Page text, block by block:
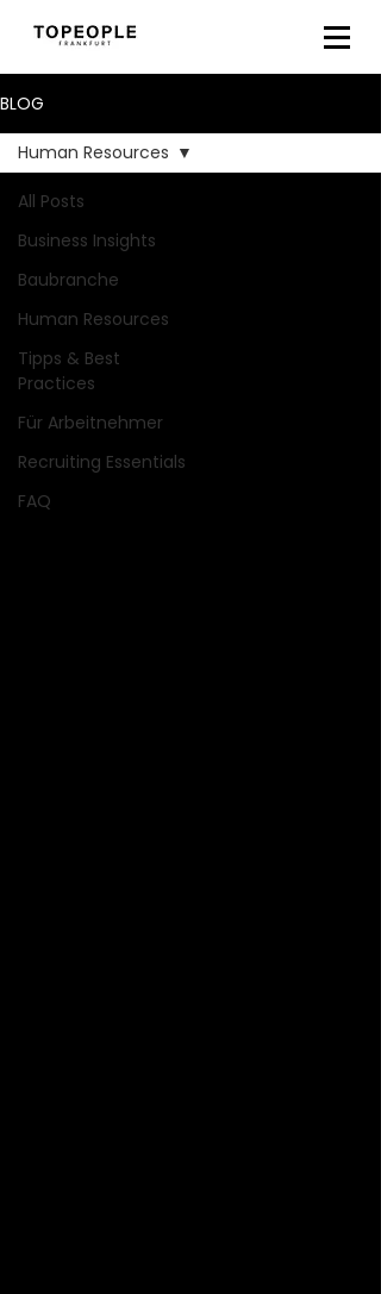
BLOG
All Posts
Business Insights
Baubranche
Human Resources
Tipps & Best
Practices
Für Arbeitnehmer
Recruiting Essentials
FAQ
Human Resources